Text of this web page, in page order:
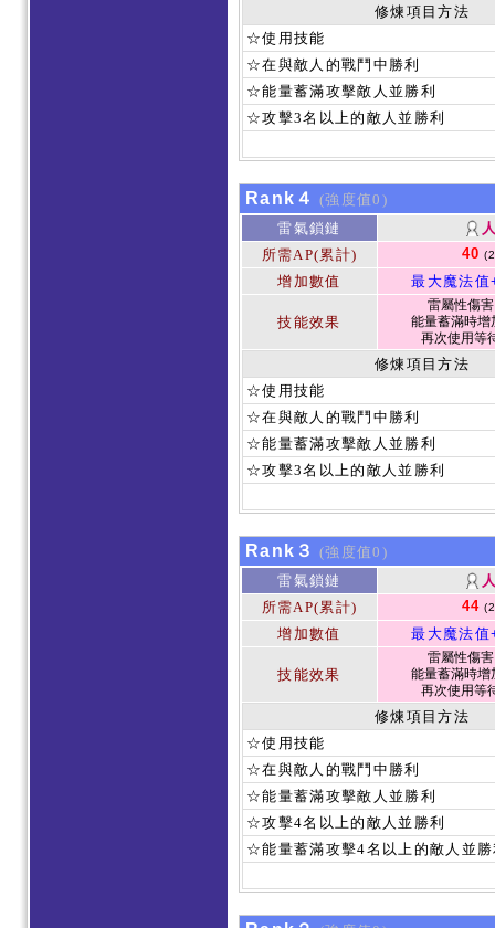
修煉項目方法
☆使用技能
☆在與敵人的戰鬥中勝利
☆能量蓄滿攻擊敵人並勝利
☆攻擊3名以上的敵人並勝利
Rank４
(強度值0)
雷氣鎖鏈
所需AP(累計)
40
增加數值 最大魔法值
技能效果
雷屬性傷
能量蓄滿時增
再次使用等
修煉項目方法
☆使用技能
☆在與敵人的戰鬥中勝利
☆能量蓄滿攻擊敵人並勝利
☆攻擊3名以上的敵人並勝利
Rank３
(強度值0)
雷氣鎖鏈
所需AP(累計)
44
增加數值 最大魔法值
技能效果
雷屬性傷
能量蓄滿時增
再次使用等
修煉項目方法
☆使用技能
☆在與敵人的戰鬥中勝利
☆能量蓄滿攻擊敵人並勝利
☆攻擊4名以上的敵人並勝利
☆能量蓄滿攻擊4名以上的敵人並